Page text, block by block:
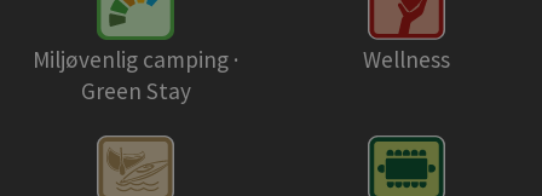
Miljøvenlig camping ·
Green Stay
Wellness